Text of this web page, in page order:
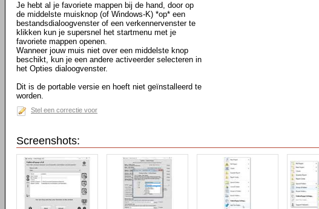
Je hebt al je favoriete mappen bij de hand, door op
de middelste muisknop (of Windows-K) *op* een
bestandsdialoogvenster of een verkennervenster te
klikken kun je supersnel het startmenu met je
favoriete mappen openen.
Wanneer jouw muis niet over een middelste knop
beschikt, kun je een andere activeerder selecteren in
het Opties dialoogvenster.
Dit is de portable versie en hoeft niet geïnstalleerd te
worden.
Stel een correctie voor
Screenshots: